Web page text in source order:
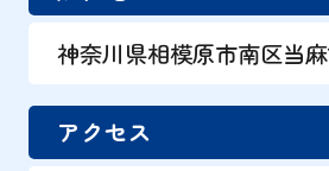
神奈川県相模原市南区当麻
アクセス